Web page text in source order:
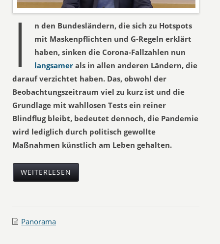
I
n den Bundesländern, die sich zu Hotspots
mit Maskenpflichten und G-Regeln erklärt
haben, sinken die Corona-Fallzahlen nun
langsamer als in allen anderen Ländern, die
darauf verzichtet haben. Das, obwohl der
Beobachtungszeitraum viel zu kurz ist und die
Grundlage mit wahllosen Tests ein reiner
Blindflug bleibt, bedeutet dennoch, die Pandemie
wird lediglich durch politisch gewollte
Maßnahmen künstlich am Leben gehalten.
WEITERLESEN
Panorama